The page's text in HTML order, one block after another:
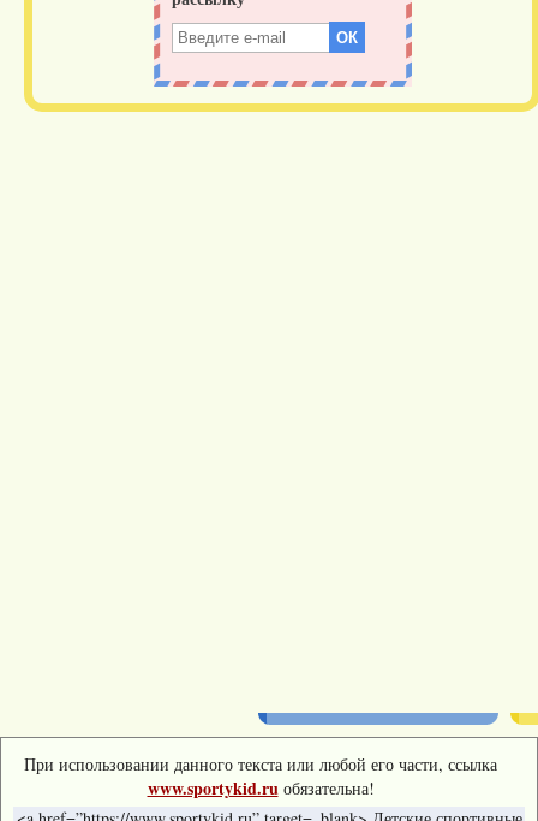
При использовании данного текста или любой его части, ссылка
www.sportykid.ruобязательна!